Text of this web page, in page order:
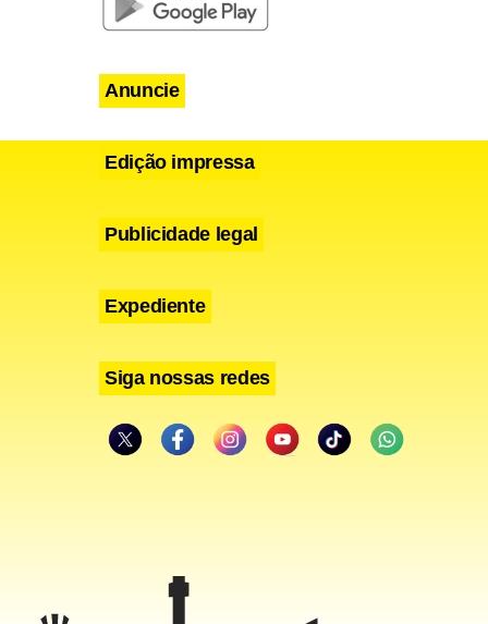
Anuncie
Edição impressa
Publicidade legal
Expediente
Siga nossas redes